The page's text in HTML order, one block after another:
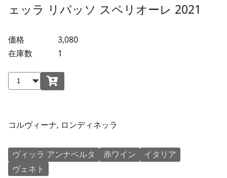
ェッラ リパッソ スペリオーレ 2021
価格
3,080
在庫数
1
コルヴィーナ, ロンディネッラ
ヴィッラ アンナベルタ 赤ワイン
イタリア
ヴェネト